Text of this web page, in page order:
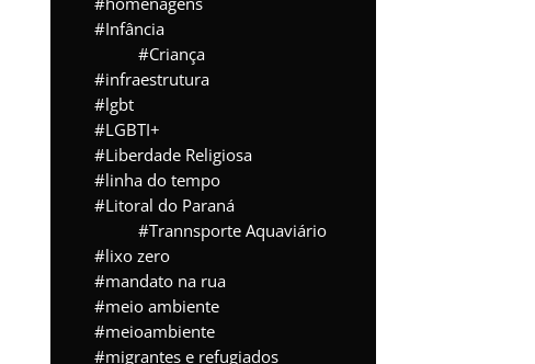
Infância
Criança
infraestrutura
lgbt
LGBTI+
Liberdade Religiosa
linha do tempo
Litoral do Paraná
Trannsporte Aquaviário
lixo zero
mandato na rua
meio ambiente
meioambiente
migrantes e refugiados